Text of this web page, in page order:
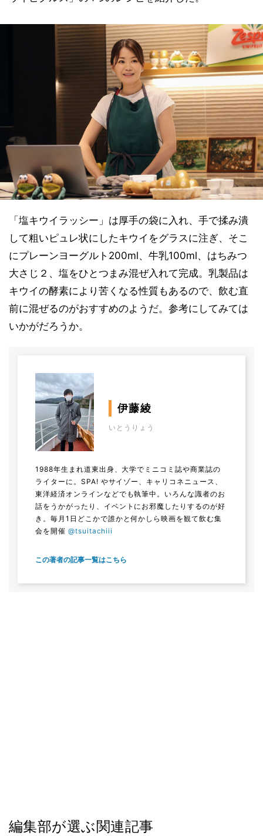
「塩キウイラッシー」は厚手の袋に入れ、手で揉み潰
して粗いピュレ状にしたキウイをグラスに注ぎ、そこ
にプレーンヨーグルト200ml、牛乳100ml、はちみつ
大さじ２、塩をひとつまみ混ぜ入れて完成。乳製品は
キウイの酵素により苦くなる性質もあるので、飲む直
前に混ぜるのがおすすめのようだ。参考にしてみては
いかがだろうか。
伊藤綾
いとうりょう
1988年生まれ道東出身、大学でミニコミ誌や商業誌の
ライターに。SPA! やサイゾー、キャリコネニュース、
東洋経済オンラインなどでも執筆中。いろんな識者のお
話をうかがったり、イベントにお邪魔したりするのが好
き。毎月1日どこかで誰かと何かしら映画を観て飲む集
会を開催 @tsuitachiii
この著者の記事一覧はこちら
編集部が選ぶ関連記事